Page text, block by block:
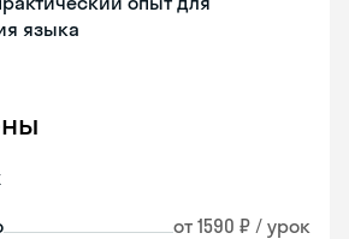
языка
от 1590 ₽ / урок